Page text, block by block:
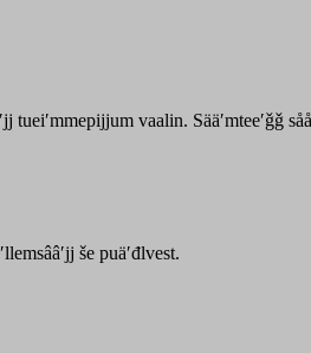
vaalin. Sääʹmteeʹǧǧ
še puäʹđlvest.